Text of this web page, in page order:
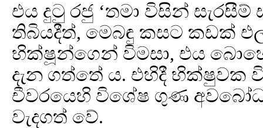
එය දුටු රජු ‘තමා විසින්
තිබියදීත්, මෙබඳු කසට කඩක්
භික්ෂූන්ගෙන් විමසා, එය
දැන ගත්තේ ය. එහිදී භික්ෂුවක
චීවරයෙහි විශේෂ ගුණ අවබෝධ
වැදගත් වේ.